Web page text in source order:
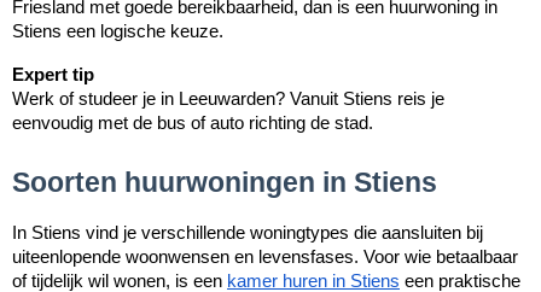
Friesland met goede bereikbaarheid, dan is een huurwoning in
Stiens een logische keuze.
Expert tip
Werk of studeer je in Leeuwarden? Vanuit Stiens reis je
eenvoudig met de bus of auto richting de stad.
Soorten huurwoningen in Stiens
In Stiens vind je verschillende woningtypes die aansluiten bij
uiteenlopende woonwensen en levensfases. Voor wie betaalbaar
of tijdelijk wil wonen, is een kamer huren in Stiens een praktische